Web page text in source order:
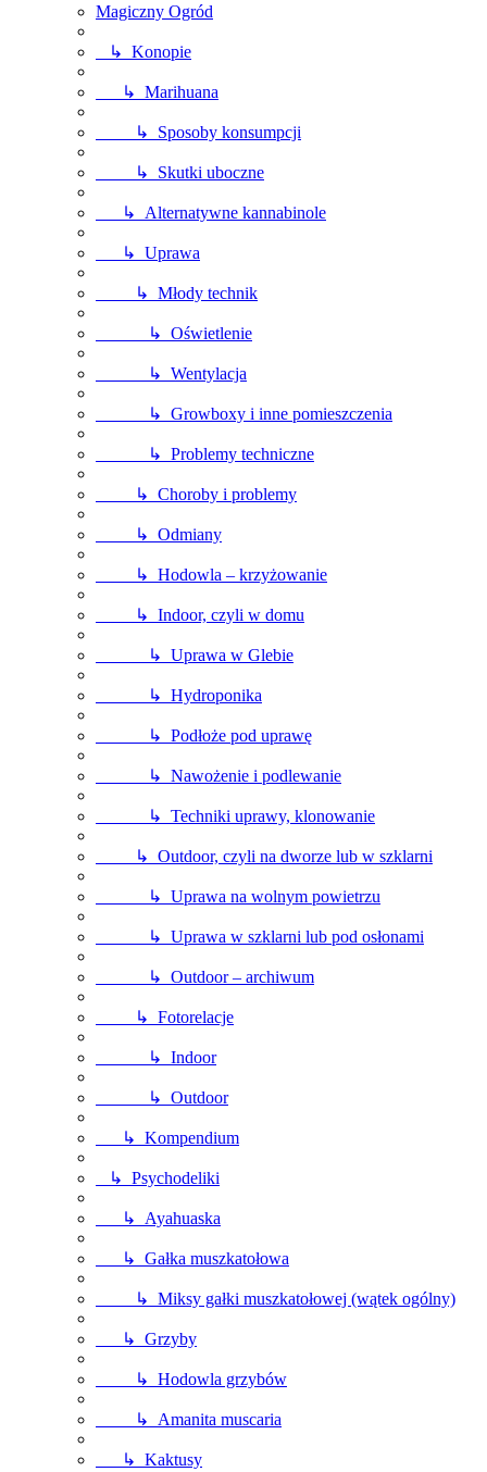
Magiczny Ogród
↳ Konopie
↳ Marihuana
↳ Sposoby konsumpcji
↳ Skutki uboczne
↳ Alternatywne kannabinole
↳ Uprawa
↳ Młody technik
↳ Oświetlenie
↳ Wentylacja
↳ Growboxy i inne pomieszczenia
↳ Problemy techniczne
↳ Choroby i problemy
↳ Odmiany
↳ Hodowla – krzyżowanie
↳ Indoor, czyli w domu
↳ Uprawa w Glebie
↳ Hydroponika
↳ Podłoże pod uprawę
↳ Nawożenie i podlewanie
↳ Techniki uprawy, klonowanie
↳ Outdoor, czyli na dworze lub w szklarni
↳ Uprawa na wolnym powietrzu
↳ Uprawa w szklarni lub pod osłonami
↳ Outdoor – archiwum
↳ Fotorelacje
↳ Indoor
↳ Outdoor
↳ Kompendium
↳ Psychodeliki
↳ Ayahuaska
↳ Gałka muszkatołowa
↳ Miksy gałki muszkatołowej (wątek ogólny)
↳ Grzyby
↳ Hodowla grzybów
↳ Amanita muscaria
↳ Kaktusy